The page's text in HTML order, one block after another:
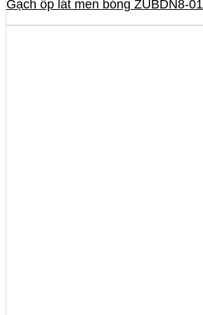
Gạch ốp lát men bóng ZUBDN8-01